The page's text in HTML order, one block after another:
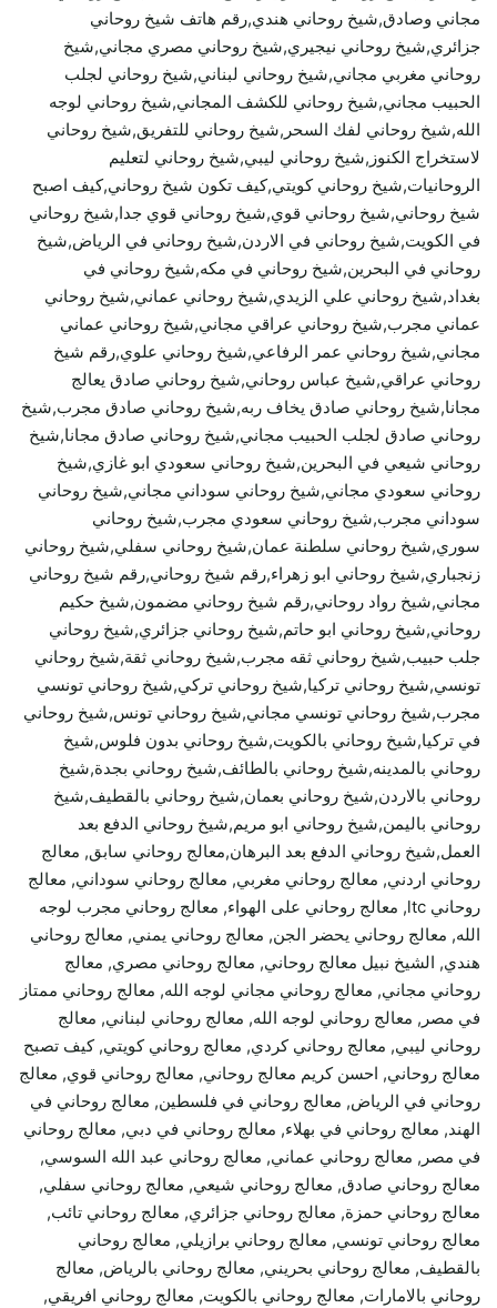
مجاني وصادق,شيخ روحاني هندي,رقم هاتف شيخ روحاني
جزائري,شيخ روحاني نيجيري,شيخ روحاني مصري مجاني,شيخ
روحاني مغربي مجاني,شيخ روحاني لبناني,شيخ روحاني لجلب
الحبيب مجاني,شيخ روحاني للكشف المجاني,شيخ روحاني لوجه
الله,شيخ روحاني لفك السحر,شيخ روحاني للتفريق,شيخ روحاني
لاستخراج الكنوز,شيخ روحاني ليبي,شيخ روحاني لتعليم
الروحانيات,شيخ روحاني كويتي,كيف تكون شيخ روحاني,كيف اصبح
شيخ روحاني,شيخ روحاني قوي,شيخ روحاني قوي جدا,شيخ روحاني
في الكويت,شيخ روحاني في الاردن,شيخ روحاني في الرياض,شيخ
روحاني في البحرين,شيخ روحاني في مكه,شيخ روحاني في
بغداد,شيخ روحاني علي الزيدي,شيخ روحاني عماني,شيخ روحاني
عماني مجرب,شيخ روحاني عراقي مجاني,شيخ روحاني عماني
مجاني,شيخ روحاني عمر الرفاعي,شيخ روحاني علوي,رقم شيخ
روحاني عراقي,شيخ عباس روحاني,شيخ روحاني صادق يعالج
مجانا,شيخ روحاني صادق يخاف ربه,شيخ روحاني صادق مجرب,شيخ
روحاني صادق لجلب الحبيب مجاني,شيخ روحاني صادق مجانا,شيخ
روحاني شيعي في البحرين,شيخ روحاني سعودي ابو غازي,شيخ
روحاني سعودي مجاني,شيخ روحاني سوداني مجاني,شيخ روحاني
سوداني مجرب,شيخ روحاني سعودي مجرب,شيخ روحاني
سوري,شيخ روحاني سلطنة عمان,شيخ روحاني سفلي,شيخ روحاني
زنجباري,شيخ روحاني ابو زهراء,رقم شيخ روحاني,رقم شيخ روحاني
مجاني,شيخ رواد روحاني,رقم شيخ روحاني مضمون,شيخ حكيم
روحاني,شيخ روحاني ابو حاتم,شيخ روحاني جزائري,شيخ روحاني
جلب حبيب,شيخ روحاني ثقه مجرب,شيخ روحاني ثقة,شيخ روحاني
تونسي,شيخ روحاني تركيا,شيخ روحاني تركي,شيخ روحاني تونسي
مجرب,شيخ روحاني تونسي مجاني,شيخ روحاني تونس,شيخ روحاني
في تركيا,شيخ روحاني بالكويت,شيخ روحاني بدون فلوس,شيخ
روحاني بالمدينه,شيخ روحاني بالطائف,شيخ روحاني بجدة,شيخ
روحاني بالاردن,شيخ روحاني بعمان,شيخ روحاني بالقطيف,شيخ
روحاني باليمن,شيخ روحاني ابو مريم,شيخ روحاني الدفع بعد
العمل,شيخ روحاني الدفع بعد البرهان,معالج روحاني سابق, معالج
روحاني اردني, معالج روحاني مغربي, معالج روحاني سوداني, معالج
روحاني ltc, معالج روحاني على الهواء, معالج روحاني مجرب لوجه
الله, معالج روحاني يحضر الجن, معالج روحاني يمني, معالج روحاني
هندي, الشيخ نبيل معالج روحاني, معالج روحاني مصري, معالج
روحاني مجاني, معالج روحاني مجاني لوجه الله, معالج روحاني ممتاز
في مصر, معالج روحاني لوجه الله, معالج روحاني لبناني, معالج
روحاني ليبي, معالج روحاني كردي, معالج روحاني كويتي, كيف تصبح
معالج روحاني, احسن كريم معالج روحاني, معالج روحاني قوي, معالج
روحاني في الرياض, معالج روحاني في فلسطين, معالج روحاني في
الهند, معالج روحاني في بهلاء, معالج روحاني في دبي, معالج روحاني
في مصر, معالج روحاني عماني, معالج روحاني عبد الله السوسي,
معالج روحاني صادق, معالج روحاني شيعي, معالج روحاني سفلي,
معالج روحاني حمزة, معالج روحاني جزائري, معالج روحاني تائب,
معالج روحاني تونسي, معالج روحاني برازيلي, معالج روحاني
بالقطيف, معالج روحاني بحريني, معالج روحاني بالرياض, معالج
روحاني بالامارات, معالج روحاني بالكويت, معالج روحاني افريقي,